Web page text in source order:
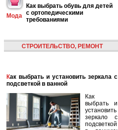
Мода
Как выбрать обувь для детей
с ортопедическими
требованиями
СТРОИТЕЛЬСТВО, РЕМОНТ
Как выбрать и установить зеркала с
подсветкой в ванной
Как
выбрать и
установить
зеркало с
подсветкой